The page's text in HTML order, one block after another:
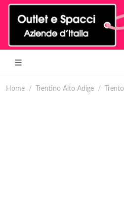
Home Trentino Alto Adige Trento